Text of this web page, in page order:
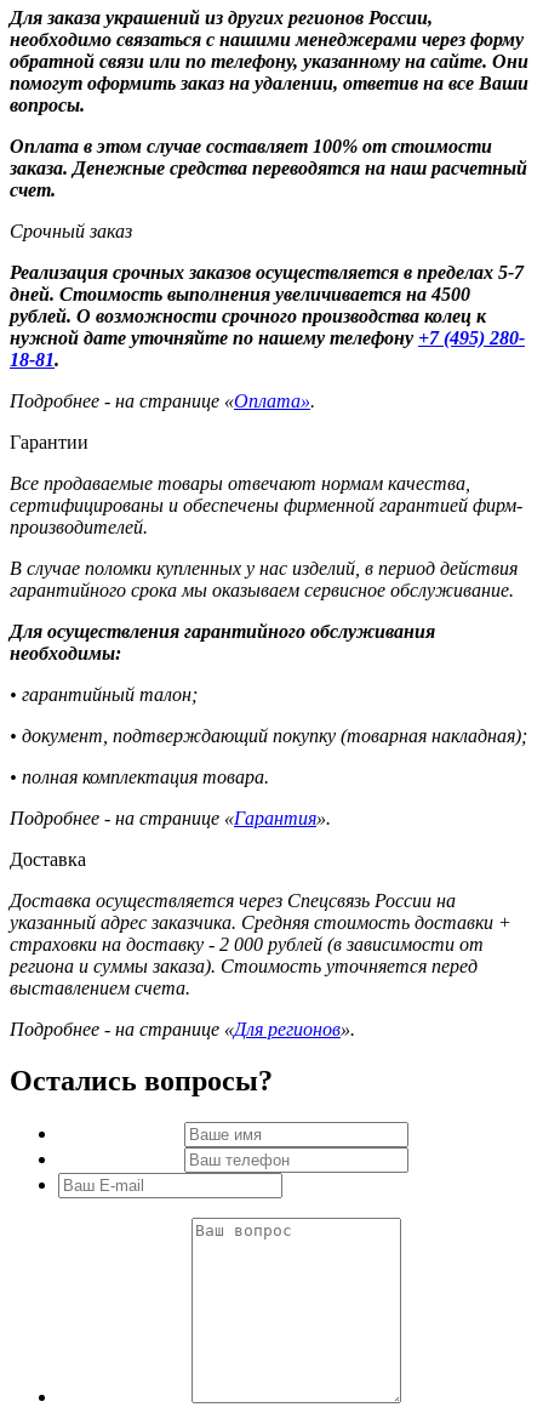
Для заказа украшений из других регионов России,
необходимо связаться с нашими менеджерами через форму
обратной связи или по телефону, указанному на сайте. Они
помогут оформить заказ на удалении, ответив на все Ваши
вопросы.
Оплата в этом случае составляет 100% от стоимости
заказа. Денежные средства переводятся на наш расчетный
счет.
Срочный заказ
Реализация срочных заказов осуществляется в пределах 5-7
дней. Стоимость выполнения увеличивается на 4500
рублей. О возможности срочного производства колец к
нужной дате уточняйте по нашему телефону +7 (495) 280-
18-81.
Подробнее - на странице «Оплата».
Гарантии
Все продаваемые товары отвечают нормам качества,
сертифицированы и обеспечены фирменной гарантией фирм-
производителей.
В случае поломки купленных у нас изделий, в период действия
гарантийного срока мы оказываем сервисное обслуживание.
Для осуществления гарантийного обслуживания
необходимы:
• гарантийный талон;
• документ, подтверждающий покупку (товарная накладная);
• полная комплектация товара.
Подробнее - на странице «Гарантия».
Доставка
Доставка осуществляется через Спецсвязь России на
указанный адрес заказчика. Средняя стоимость доставки +
страховки на доставку - 2 000 рублей (в зависимости от
региона и суммы заказа). Стоимость уточняется перед
выставлением счета.
Подробнее - на странице «Для регионов».
Остались вопросы?